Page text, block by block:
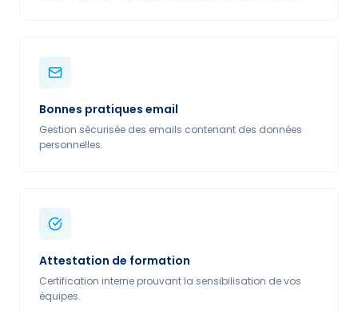
Bonnes pratiques email
Gestion sécurisée des emails contenant des données
personnelles.
Attestation de formation
Certification interne prouvant la sensibilisation de vos
équipes.